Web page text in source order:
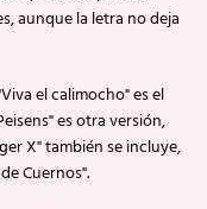
aunque la letra no deja
el calimocho" es el
es otra versión,
X" también se incluye,
Cuernos".